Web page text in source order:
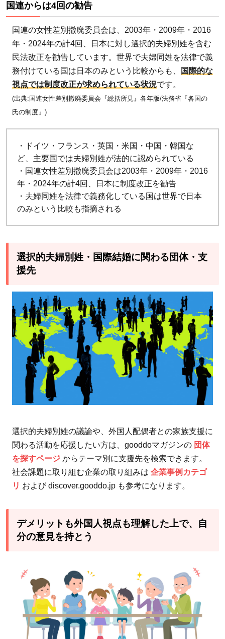
げる
には
国連からは4回の勧告
国連の女性差別撤廃委員会は、2003年・2009年・2016
年・2024年の計4回、日本に対し選択的夫婦別姓を含む
民法改正を勧告しています。世界で夫婦同姓を法律で義
務付けている国は日本のみという比較からも、
国際的な
視点では制度改正が求められている状況です。
(出典:国連女性差別撤廃委員会『総括所見』各年版/法務省『各国の
氏の制度』)
・ドイツ・フランス・英国・米国・中国・韓国な
ど、主要国では夫婦別姓が法的に認められている
・国連女性差別撤廃委員会は2003年・2009年・2016
年・2024年の計4回、日本に制度改正を勧告
・夫婦同姓を法律で義務化している国は世界で日本
のみという比較も指摘される
選択的夫婦別姓・国際結婚に関わる団体・支
援先
選択的夫婦別姓の議論や、外国人配偶者との家族支援に
関わる活動を応援したい方は、gooddoマガジンの 団体
を探すページ からテーマ別に支援先を検索できます。
社会課題に取り組む企業の取り組みは 企業事例カテゴ
リ および discover.gooddo.jp も参考になります。
デメリットも外国人視点も理解した上で、自
分の意見を持とう